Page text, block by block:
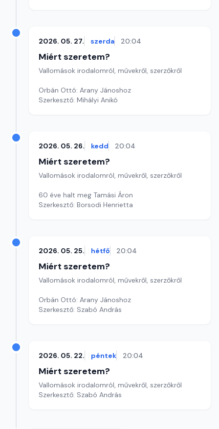
2026. 05. 27. szerda 20:04
Miért szeretem?
Vallomások irodalomról, művekről, szerzőkről
Orbán Ottó: Arany Jánoshoz
Szerkesztő: Mihályi Anikó
2026. 05. 26. kedd 20:04
Miért szeretem?
Vallomások irodalomról, művekről, szerzőkről
60 éve halt meg Tamási Áron
Szerkesztő: Borsodi Henrietta
2026. 05. 25. hétfő 20:04
Miért szeretem?
Vallomások irodalomról, művekről, szerzőkről
Orbán Ottó: Arany Jánoshoz
Szerkesztő: Szabó András
2026. 05. 22. péntek 20:04
Miért szeretem?
Vallomások irodalomról, művekről, szerzőkről
Szerkesztő: Szabó András